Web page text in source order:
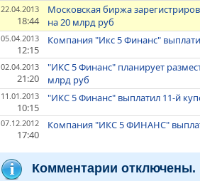
22.04.2013
18:44
Московская биржа
на 20 млрд руб
05.04.2013
12:15
Компания "Икс 5 Финанс"
02.04.2013
21:20
"ИКС 5 Финанс" планирует
млрд руб
11.01.2013
10:15
"ИКС 5 Финанс" выплатил 11-й
07.12.2012
17:40
Компания "ИКС 5 ФИНАНС"
Комментарии отключены.